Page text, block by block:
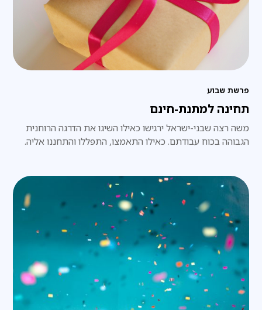
פרשת שבוע
תחינה למתנת-חינם
משה רצה שבני-ישראל ירגישו כאילו השיגו את הדרגה הרוחנית
הגבוהה בכוח עבודתם. כאילו התאמצו, התפללו והתחננו אליה.